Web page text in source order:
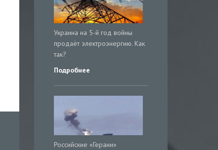
Украина на 5-й год войны
продаёт электроэнергию. Как
так?
Подробнее
Российские «Герани»